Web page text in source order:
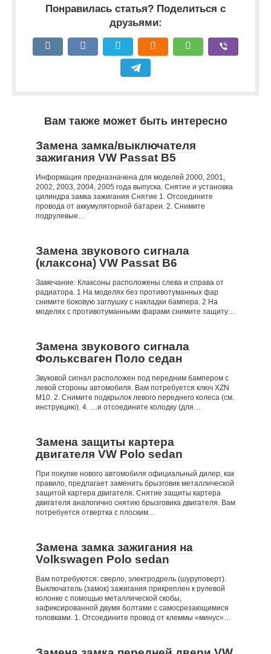
Понравилась статья? Поделиться с
друзьями:
Вам также может быть интересно
Замена замка/выключателя
зажигания VW Passat B5
Информация предназначена для моделей 2000, 2001,
2002, 2003, 2004, 2005 года выпуска. Снятие и установка
цилиндра замка зажигания Снятие 1. Отсоедините
провода от аккумуляторной батареи. 2. Снимите
подрулевые…
Замена звукового сигнала
(клаксона) VW Passat B6
Замечание: Клаксоны расположены слева и справа от
радиатора. 1 На моделях без противотуманных фар
снимите боковую заглушку с накладки бампера. 2 На
моделях с противотуманными фарами снимите защиту…
Замена звукового сигнала
Фольксваген Поло седан
Звуковой сигнал расположен под передним бампером с
левой стороны автомобиля. Вам потребуется ключ XZN
М10. 2. Снимите подкрылок левого переднего колеса (см.
инструкцию). 4. …и отсоедините колодку (для…
Замена защиты картера
двигателя VW Polo sedan
При покупке нового автомобиля официальный дилер, как
правило, предлагает заменить брызговик металлической
защитой картера двигателя. Снятие защиты картера
двигателя аналогично снятию брызговика двигателя. Вам
потребуется отвертка с плоским…
Замена замка зажигания на
Volkswagen Polo sedan
Вам потребуются: сверло, электродрель (шуруповерт).
Выключатель (замок) зажигания прикреплен к рулевой
колонке с помощью металлической скобы,
зафиксированной двумя болтами с самосрезающимися
головками. 1. Отсоедините провод от клеммы «минус»…